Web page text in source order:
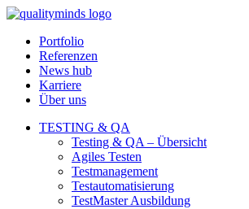
Portfolio
Referenzen
News hub
Karriere
Über uns
TESTING & QA
Testing & QA – Übersicht
Agiles Testen
Testmanagement
Testautomatisierung
TestMaster Ausbildung